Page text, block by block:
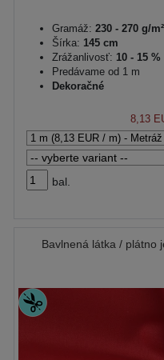
Gramáž: 230 - 270 g/m²
Šírka: 145 cm
Zrážanlivosť: 10 - 15 %
Predávame od 1 m
Dekoračné
8,13
bal.
Bavlnená látka / plátno